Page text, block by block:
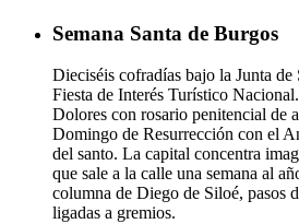
Semana Santa de Burgos
Dieciséis cofradías bajo la Junta de
Fiesta de Interés Turístico
Dolores con rosario penitencial de
Domingo de Resurrección con el
del santo. La capital concentra
que sale a la calle una semana al
columna de Diego de Siloé, pasos
ligadas a gremios.